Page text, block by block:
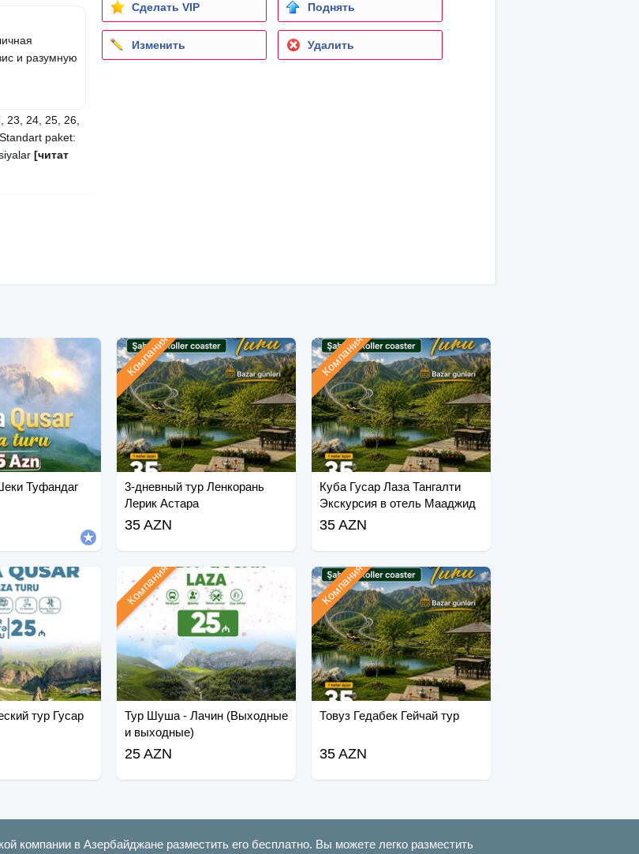
и разумную
23, 24, 25, 26,
paket:
[читат
Сделать VIP Поднять
Изменить Удалить
Туфандаг
3-дневный тур Ленкорань
Лерик Астара
Компания
35 AZN
Куба Гусар Лаза Тангалти
Экскурсия в отель Мааджид
Компания
35 AZN
тур Гусар
Тур Шуша - Лачин (Выходные
и выходные)
Компания
25 AZN
Товуз Гедабек Гейчай тур
Компания
35 AZN
компании в Азербайджане разместить его бесплатно. Вы можете легко разместить